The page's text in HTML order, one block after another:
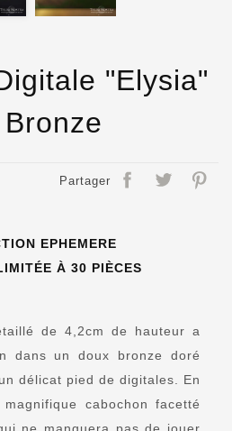
"Elysia"
Partager
EPHEMERE
À 30 PIÈCES
de 4,2cm de hauteur a
dans un doux bronze doré
délicat pied de digitales. En
cabochon facetté